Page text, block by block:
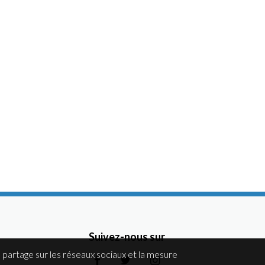
Suivez-nous sur
sur les réseaux sociaux et la mesure